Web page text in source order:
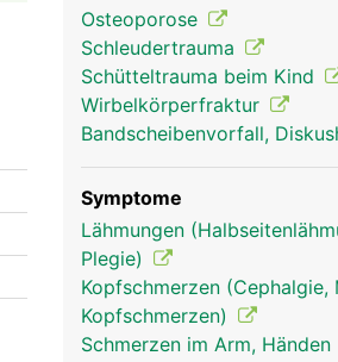
Halswirbelsäule Frau
Osteoporose
Schleudertrauma
Schütteltrauma beim Kind
Wirbelkörperfraktur
Bandscheibenvorfall,
Symptome
Lähmungen
Plegie)
Kopfschmerzen
Kopfschmerzen)
Schmerzen im Arm, Händen